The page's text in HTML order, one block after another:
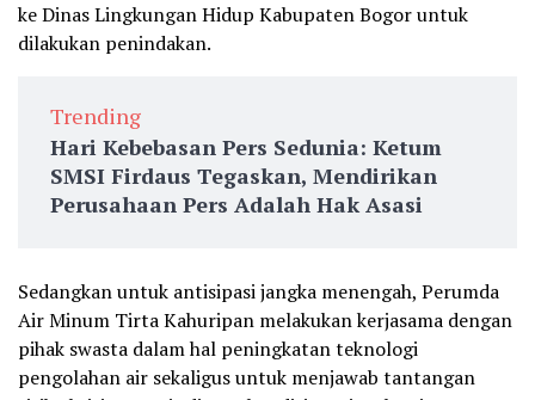
ke Dinas Lingkungan Hidup Kabupaten Bogor untuk
dilakukan penindakan.
Trending
Hari Kebebasan Pers Sedunia: Ketum
SMSI Firdaus Tegaskan, Mendirikan
Perusahaan Pers Adalah Hak Asasi
Sedangkan untuk antisipasi jangka menengah, Perumda
Air Minum Tirta Kahuripan melakukan kerjasama dengan
pihak swasta dalam hal peningkatan teknologi
pengolahan air sekaligus untuk menjawab tantangan